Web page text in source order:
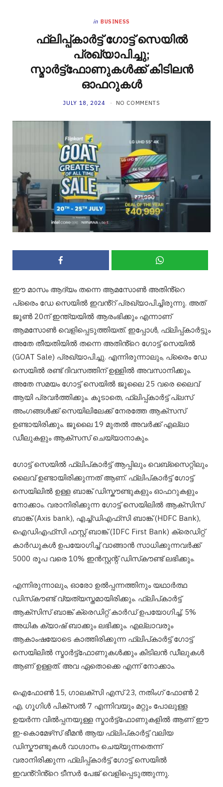
in BUSINESS
ഫ്ലിപ്പ്കാർട്ട് ഗോട്ട് സെയിൽ
പ്രഖ്യാപിച്ചു;
സ്മാർട്ട്ഫോണുകൾക്ക് കിടിലൻ
ഓഫറുകൾ
JULY 18, 2024 NO COMMENTS
ഈ മാസം ആദ്യം തന്നെ ആമസോൺ അതിൻ്റെ
പ്രൈം ഡേ സെയിൽ ഇവൻ്റ് പ്രഖ്യാപിച്ചിരുന്നു. അത്
ജൂൺ 20ന് ഇന്ത്യയിൽ ആരംഭിക്കും എന്നാണ്
ആമസോൺ വെളിപ്പെടുത്തിയത്. ഇപ്പോൾ, ഫ്ലിപ്പ്കാർട്ടും
അതേ തീയതിയിൽ തന്നെ അതിൻ്റെ ഗോട്ട് സെയിൽ
(GOAT Sale) പ്രഖ്യാപിച്ചു. എന്നിരുന്നാലും, പ്രൈം ഡേ
സെയിൽ രണ്ട് ദിവസത്തിന് ഉള്ളിൽ അവസാനിക്കും.
അതേ സമയം ഗോട്ട് സെയിൽ ജൂലൈ 25 വരെ ലൈവ്
ആയി പ്രവർത്തിക്കും. കൂടാതെ, ഫ്ലിപ്പ്കാർട്ട് പ്ലസ്
അംഗങ്ങൾക്ക് സെയിലിലേക്ക് നേരത്തേ ആക്സസ്
ഉണ്ടായിരിക്കും. ജൂലൈ 19 മുതൽ അവർക്ക് എല്ലാ
ഡീലുകളും ആക്സസ് ചെയ്യാനാകും.
ഗോട്ട് സെയിൽ ഫ്ലിപ്കാർട്ട് ആപ്പിലും വെബ്സൈറ്റിലും
ലൈവ് ഉണ്ടായിരിക്കുന്നത് ആണ്. ഫ്ലിപ്കാർട്ട് ഗോട്ട്
സെയിലിൽ ഉള്ള ബാങ്ക് ഡിസ്കൗണ്ടുകളും ഓഫറുകളും
നോക്കാം. വരാനിരിക്കുന്ന ഗോട്ട് സെയിലിൽ ആക്‌സിസ്
ബാങ്ക് (Axis bank), എച്ച്‌ഡിഎഫ്‌സി ബാങ്ക് (HDFC Bank),
ഐഡിഎഫ്‌സി ഫസ്റ്റ് ബാങ്ക് (IDFC First Bank) ക്രെഡിറ്റ്
കാർഡുകൾ ഉപയോഗിച്ച് വാങ്ങാൻ സാധിക്കുന്നവർക്ക്
5000 രൂപ വരെ 10% ഇൻസ്റ്റന്റ് ഡിസ്‌കൗണ്ട് ലഭിക്കും.
എന്നിരുന്നാലും, ഓരോ ഉൽപ്പന്നത്തിനും യഥാർത്ഥ
ഡിസ്‌കൗണ്ട് വ്യത്യസ്തമായിരിക്കും. ഫ്ലിപ്കാർട്ട്
ആക്സിസ് ബാങ്ക് ക്രെഡിറ്റ് കാർഡ് ഉപയോഗിച്ച്, 5%
അധിക ക്യാഷ് ബാക്കും ലഭിക്കും. എല്ലാവരും
ആകാംഷയോടെ കാത്തിരിക്കുന്ന ഫ്ലിപ്കാർട്ട് ഗോട്ട്
സെയിലിൽ സ്മാർട്ട്ഫോണുകൾക്കും കിടിലൻ ഡീലുകൾ
ആണ് ഉള്ളത്. അവ ഏതൊക്കെ എന്ന് നോക്കാം.
ഐഫോൺ 15, ഗാലക്‌സി എസ് 23, നതിംഗ് ഫോൺ 2
എ, ഗൂഗിൾ പിക്‌സൽ 7 എന്നിവയും മറ്റും പോലുള്ള
ഉയർന്ന വിൽപ്പനയുള്ള സ്മാർട്ട്‌ഫോണുകളിൽ ആണ് ഈ
ഇ-കൊമേഴ്‌സ് ഭീമൻ ആയ ഫ്ലിപ്കാർട്ട് വലിയ
ഡിസ്കൗണ്ടുകൾ വാഗ്ദാനം ചെയ്യുന്നതെന്ന്
വരാനിരിക്കുന്ന ഫ്ലിപ്പ്കാർട്ട് ഗോട്ട് സെയിൽ
ഇവൻ്റിൻ്റെ ടീസർ പേജ് വെളിപ്പെടുത്തുന്നു.